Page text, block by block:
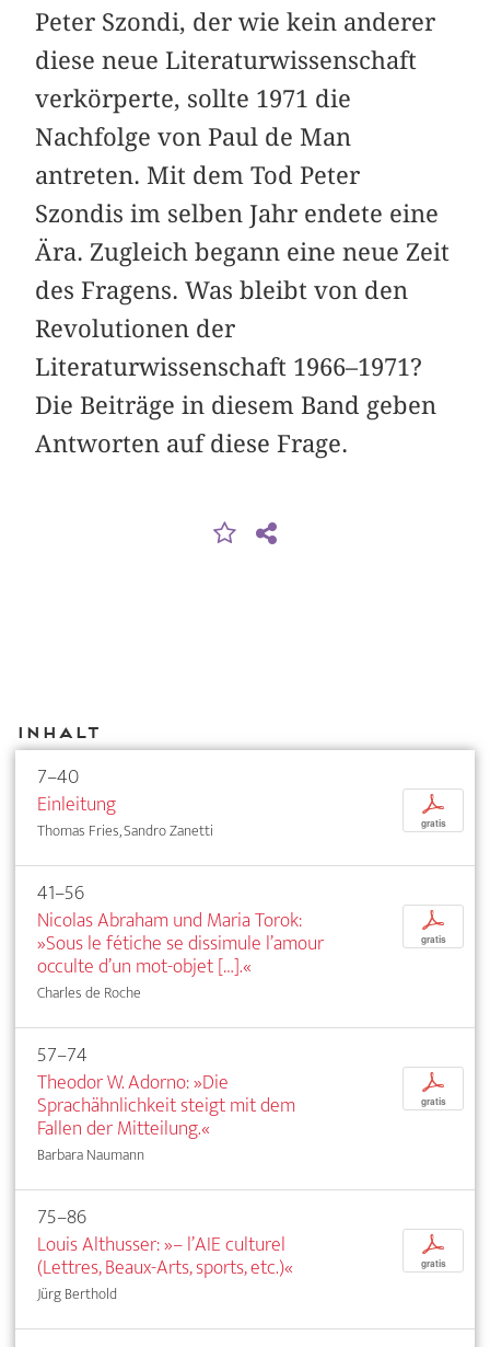
Peter Szondi, der wie kein anderer
diese neue Literaturwissenschaft
verkörperte, sollte 1971 die
Nachfolge von Paul de Man
antreten. Mit dem Tod Peter
Szondis im selben Jahr endete eine
Ära. Zugleich begann eine neue Zeit
des Fragens. Was bleibt von den
Revolutionen der
Literaturwissenschaft 1966–1971?
Die Beiträge in diesem Band geben
Antworten auf diese Frage.
Inhalt
7–40
Einleitung
Thomas Fries, Sandro Zanetti
p
gratis
41–56
Nicolas Abraham und Maria Torok:
»Sous le fétiche se dissimule l’amour
occulte d’un mot-objet […].«
Charles de Roche
p
gratis
57–74
Theodor W. Adorno: »Die
Sprachähnlichkeit steigt mit dem
Fallen der Mitteilung.«
Barbara Naumann
p
gratis
75–86
Louis Althusser: »– l’AIE culturel
(Lettres, Beaux-Arts, sports, etc.)«
Jürg Berthold
p
gratis